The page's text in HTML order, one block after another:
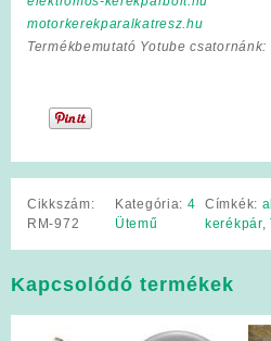
motorkerekparalkatresz.hu
Termékbemutató Yotube csatornánk:
Cikkszám:
RM-972
Kategória: 4
Ütemű
Címkék:
kerékpár,
Kapcsolódó termékek